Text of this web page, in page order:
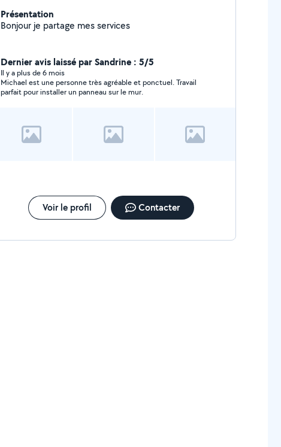
Présentation
Bonjour je partage mes services
Dernier avis laissé par Sandrine : 5/5
Il y a plus de 6 mois
Michael est une personne très agréable et ponctuel. Travail
parfait pour installer un panneau sur le mur.
Voir le profil Contacter